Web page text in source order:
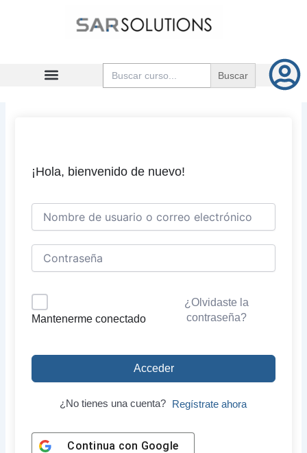
Buscar:
¡Hola, bienvenido de nuevo!
Mantenerme conectado
¿Olvidaste la
contraseña?
Acceder
¿No tienes una cuenta? Regístrate ahora
Continua con Google